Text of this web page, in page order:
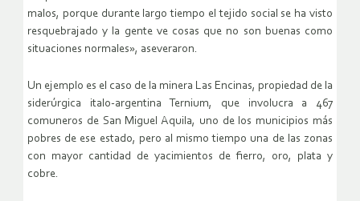
malos, porque durante largo tiempo el tejido social se ha visto
resquebrajado y la gente ve cosas que no son buenas como
situaciones normales», aseveraron.
Un ejemplo es el caso de la minera Las Encinas, propiedad de la
siderúrgica italo-argentina Ternium, que involucra a 467
comuneros de San Miguel Aquila, uno de los municipios más
pobres de ese estado, pero al mismo tiempo una de las zonas
con mayor cantidad de yacimientos de fierro, oro, plata y
cobre.